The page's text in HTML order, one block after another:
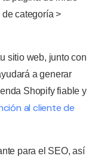
categoría >
sitio web, junto con
a generar
Shopify fiable y
al cliente de
para el SEO, así